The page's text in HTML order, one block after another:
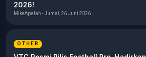
2026!
MikeApalah - Jumat, 26 Juni 2026
OTHER